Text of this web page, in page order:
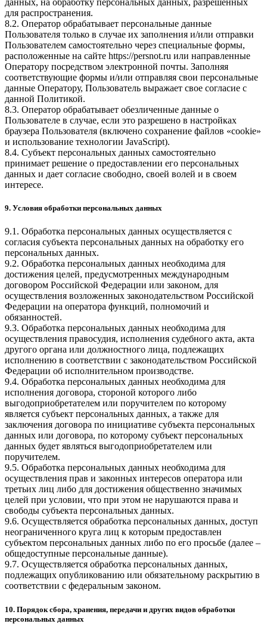
данных, на обработку персональных данных, разрешенных
для распространения.
8.2. Оператор обрабатывает персональные данные
Пользователя только в случае их заполнения и/или отправки
Пользователем самостоятельно через специальные формы,
расположенные на сайте https://persnot.ru или направленные
Оператору посредством электронной почты. Заполняя
соответствующие формы и/или отправляя свои персональные
данные Оператору, Пользователь выражает свое согласие с
данной Политикой.
8.3. Оператор обрабатывает обезличенные данные о
Пользователе в случае, если это разрешено в настройках
браузера Пользователя (включено сохранение файлов «cookie»
и использование технологии JavaScript).
8.4. Субъект персональных данных самостоятельно
принимает решение о предоставлении его персональных
данных и дает согласие свободно, своей волей и в своем
интересе.
9. Условия обработки персональных данных
9.1. Обработка персональных данных осуществляется с
согласия субъекта персональных данных на обработку его
персональных данных.
9.2. Обработка персональных данных необходима для
достижения целей, предусмотренных международным
договором Российской Федерации или законом, для
осуществления возложенных законодательством Российской
Федерации на оператора функций, полномочий и
обязанностей.
9.3. Обработка персональных данных необходима для
осуществления правосудия, исполнения судебного акта, акта
другого органа или должностного лица, подлежащих
исполнению в соответствии с законодательством Российской
Федерации об исполнительном производстве.
9.4. Обработка персональных данных необходима для
исполнения договора, стороной которого либо
выгодоприобретателем или поручителем по которому
является субъект персональных данных, а также для
заключения договора по инициативе субъекта персональных
данных или договора, по которому субъект персональных
данных будет являться выгодоприобретателем или
поручителем.
9.5. Обработка персональных данных необходима для
осуществления прав и законных интересов оператора или
третьих лиц либо для достижения общественно значимых
целей при условии, что при этом не нарушаются права и
свободы субъекта персональных данных.
9.6. Осуществляется обработка персональных данных, доступ
неограниченного круга лиц к которым предоставлен
субъектом персональных данных либо по его просьбе (далее –
общедоступные персональные данные).
9.7. Осуществляется обработка персональных данных,
подлежащих опубликованию или обязательному раскрытию в
соответствии с федеральным законом.
10. Порядок сбора, хранения, передачи и других видов обработки
персональных данных